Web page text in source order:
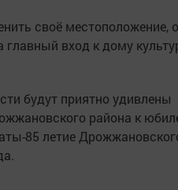
своё местоположение,
главный вход к дому
будут приятно удивлены
района к
85 летие